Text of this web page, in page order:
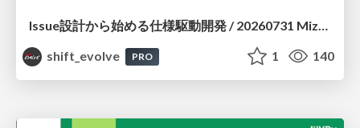
Issue設計から始める仕様駆動開発 / 20260731 Mizuki Hirata
shift_evolve
PRO 1 140